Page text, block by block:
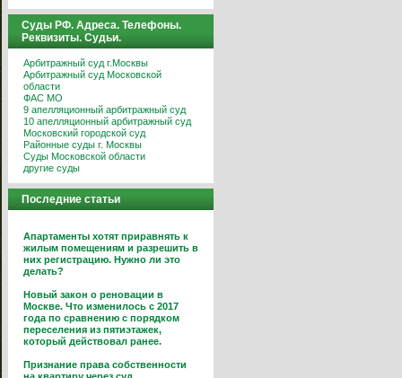
Суды РФ. Адреса. Телефоны.
Реквизиты. Судьи.
Арбитражный суд г.Москвы
Арбитражный суд Московской
области
ФАС МО
9 апелляционный арбитражный суд
10 апелляционный арбитражный суд
Московский городской суд
Районные суды г. Москвы
Суды Московской области
другие суды
Последние статьи
Апартаменты хотят приравнять к
жилым помещениям и разрешить в
них регистрацию. Нужно ли это
делать?
Новый закон о реновации в
Москве. Что изменилось с 2017
года по сравнению с порядком
переселения из пятиэтажек,
который действовал ранее.
Признание права собственности